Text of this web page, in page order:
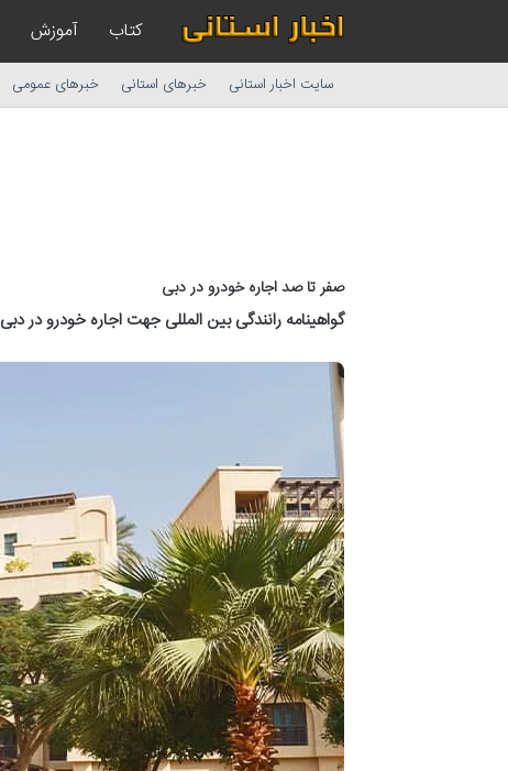
کتاب آموزش
سایت اخبار استانی خبرهای استانی خبرهای عمومی
صفر تا صد اجاره خودرو در دبی
گواهینامه رانندگی بین المللی جهت اجاره خودرو در دبی